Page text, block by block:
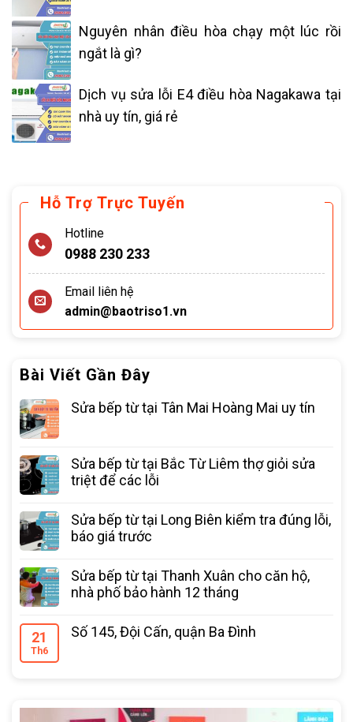
Hỗ Trợ Trực Tuyến
Hotline
0988 230 233
Email liên hệ
admin@baotriso1.vn
Bài Viết Gần Đây
Sửa bếp từ tại Tân Mai Hoàng Mai uy tín
Sửa bếp từ tại Bắc Từ Liêm thợ giỏi sửa
triệt để các lỗi
Sửa bếp từ tại Long Biên kiểm tra đúng lỗi,
báo giá trước
Sửa bếp từ tại Thanh Xuân cho căn hộ,
nhà phố bảo hành 12 tháng
21
Th6
Số 145, Đội Cấn, quận Ba Đình
Nguyên nhân điều hòa chạy một lúc rồi
ngắt là gì?
Dịch vụ sửa lỗi E4 điều hòa Nagakawa tại
nhà uy tín, giá rẻ